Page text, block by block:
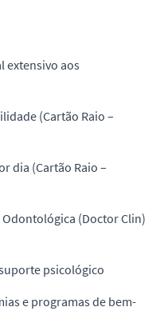
extensivo aos
(Cartão Raio –
dia (Cartão Raio –
(Doctor Clin)
psicológico
e programas de bem-